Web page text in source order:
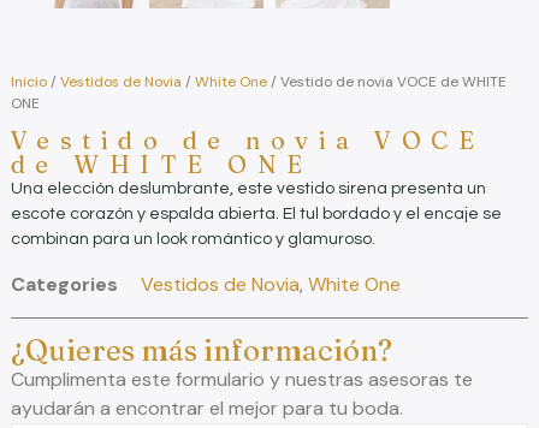
Inicio/Vestidos de Novia /White One/ Vestido de novia VOCE de WHITE
ONE
Vestido de novia VOCE
de WHITE ONE
Una elección deslumbrante, este vestido sirena presenta un
escote corazón y espalda abierta. El tul bordado y el encaje se
combinan para un look romántico y glamuroso.
Categories Vestidos de Novia, White One
¿Quieres más información?
Cumplimenta este formulario y nuestras asesoras te
ayudarán a encontrar el mejor para tu boda.